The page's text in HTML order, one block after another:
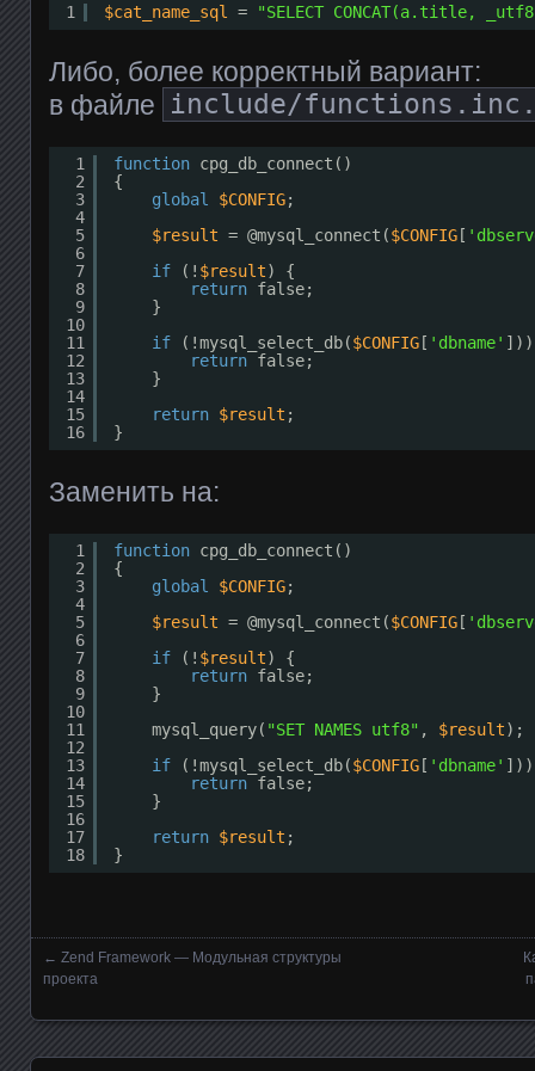
1 $cat_name_sql = "SELECT CONCAT(a.title,
Либо, более корректный вариант:
в файле include/
1
2
3
4
5
6
7
8
9
10
11
12
13
14
15
16
function cpg_db_connect()
{
global
$CONFIG;
$result = @mysql_connect($CONFIG [
if
(! $result) {
return false;
}
if
(!mysql_select_db($CONFIG [ 'dbname'
return false;
}
return $result ;
}
Заменить на:
1
2
3
4
5
6
7
8
9
10
11
12
13
14
15
16
17
18
function cpg_db_connect()
{
global
$CONFIG;
$result = @mysql_connect($CONFIG [
if
(! $result) {
return false;
}
mysql_query( "SET NAMES utf8" , $result);
if
(!mysql_select_db($CONFIG [ 'dbname'
return false;
}
return $result ;
}
Posts navigation
← Zend Framework — Модульная структуры
проекта